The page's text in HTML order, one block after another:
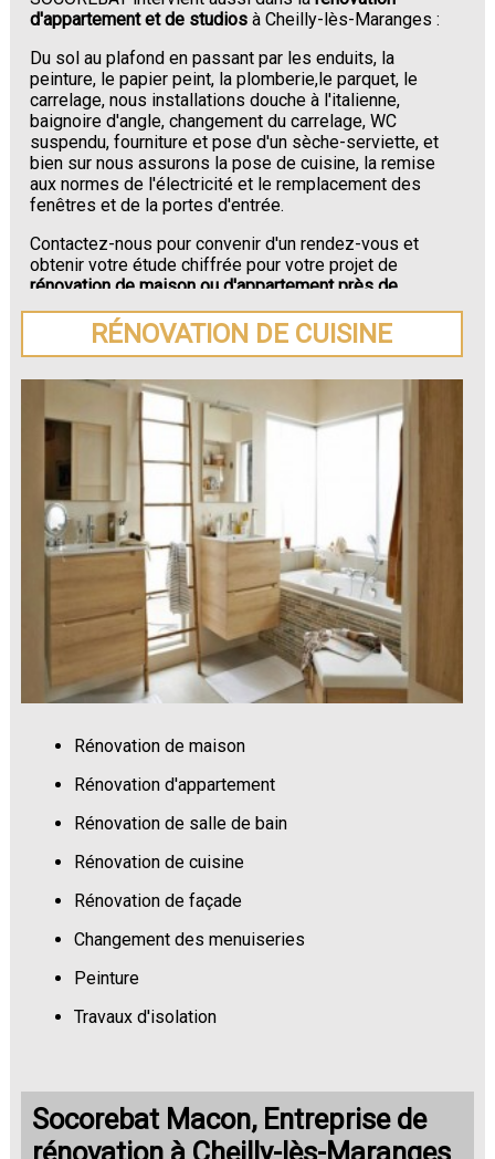
d'appartement et de studios à Cheilly-lès-Maranges :
Du sol au plafond en passant par les enduits, la
peinture, le papier peint, la plomberie,le parquet, le
carrelage, nous installations douche à l'italienne,
baignoire d'angle, changement du carrelage, WC
suspendu, fourniture et pose d'un sèche-serviette, et
bien sur nous assurons la pose de cuisine, la remise
aux normes de l'électricité et le remplacement des
fenêtres et de la portes d'entrée.
Contactez-nous pour convenir d'un rendez-vous et
obtenir votre étude chiffrée pour votre projet de
rénovation de maison ou d'appartement près de
Cheilly-lès-Maranges.
RÉNOVATION DE CUISINE
Rénovation de maison
Rénovation d'appartement
Rénovation de salle de bain
Rénovation de cuisine
Rénovation de façade
Changement des menuiseries
Peinture
Travaux d'isolation
Socorebat Macon, Entreprise de
rénovation à Cheilly-lès-Maranges